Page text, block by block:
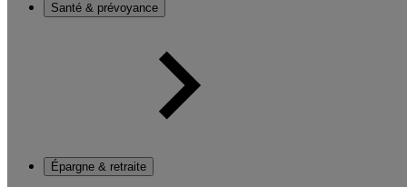
Santé & prévoyance
Épargne & retraite